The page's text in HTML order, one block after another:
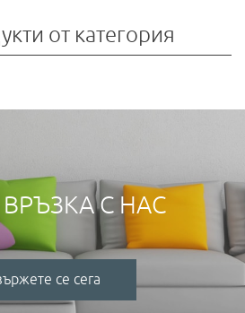
от категория
С НАС
се сега